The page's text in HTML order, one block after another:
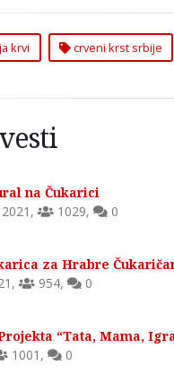
krvi crveni krst srbije
na Čukarici
, 1029, 0
za Hrabre
, 954, 0
“Tata, Mama,
1001 , 0